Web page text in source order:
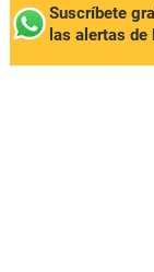
Suscríbete
las alertas